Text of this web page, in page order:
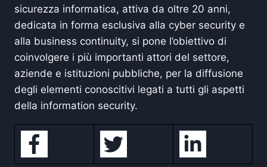
sicurezza informatica, attiva da oltre 20 anni,
dedicata in forma esclusiva alla cyber security e
alla business continuity, si pone l’obiettivo di
coinvolgere i più importanti attori del settore,
aziende e istituzioni pubbliche, per la diffusione
degli elementi conoscitivi legati a tutti gli aspetti
della information security.